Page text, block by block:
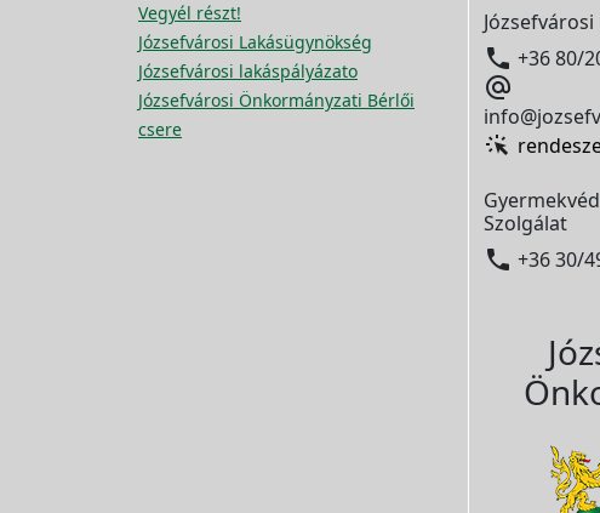
Vegyél részt!
Józsefvárosi Lakásügynökség
Józsefvárosi lakáspályázato
Józsefvárosi Önkormányzati Bérlői
csere
 +36 80/

Szolgálat
 +36 30/